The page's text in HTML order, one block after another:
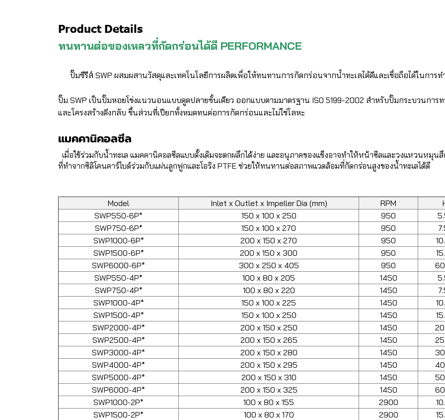
Product Details
ทนทานต่อของเหลวที่กัดกร่อนได้ดี PERFORMANCE
ปั๊มซีรีส์ SWP ผสมผสานวัสดุและเทคโนโลยีการผลิตเพื่อให้ทนทานการกัดกร่อนจากน้ำทะเลได้ดีและเชื่อถือได้ในการ
ปั๊ม SWP เป็นปั๊มหอยโข่งแนวนอนแบบดูดปลายขั้นเดียว ออกแบบตามมาตรฐาน ISO 5199-2002 สำหรับปั๊มกระบวนการ
และโครงสร้างดึงกลับ ชิ้นส่วนที่เปียกทั้งหมดทนต่อการกัดกร่อนและไม่ใช่โลหะ
แมคคานิคอลซีล
เมื่อใช้ร่วมกับน้ำทะเล แมคคานิคอลซีลแบบดั้งเดิมจะตกผลึกได้ง่าย และอนุภาคของแข็งอาจทำให้หน้าซีลและวงแหวนหมุ
ที่ทำจากซิลิโคนคาร์ไบด์ร่วมกับแผ่นลูกฟูกและโอริง PTFE ช่วยให้ทนทานต่อสภาพแวดล้อมที่กัดกร่อนสูงของน้ำทะเลได้ดี
Model Inlet x Outlet x Impeller Dia (mm) RPM
SWP550-6P*
150 x 100 x 250 950
SWP750-6P*
150 x 100 x 270 950
SWP1000-6P*
200 x 150 x 270 950
SWP1500-6P*
200 x 150 x 300 950
SWP6000-6P*
300 x 250 x 405 950
SWP550-4P*
100 x 80 x 205 1450
SWP750-4P*
100 x 80 x 220 1450
SWP1000-4P*
150 x 100 x 225 1450
SWP1500-4P*
150 x 100 x 250 1450
SWP2000-4P*
200 x 150 x 250 1450
SWP2500-4P*
200 x 150 x 265 1450
SWP3000-4P*
200 x 150 x 280 1450
SWP4000-4P*
200 x 150 x 295 1450
SWP5000-4P*
200 x 150 x 310 1450
SWP6000-4P*
200 x 150 x 325 1450
SWP1000-2P*
100 x 80 x 155 2900
SWP1500-2P*
100 x 80 x 170 2900